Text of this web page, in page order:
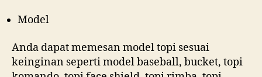
Model
Anda dapat memesan model topi sesuai
keinginan seperti model baseball, bucket, topi